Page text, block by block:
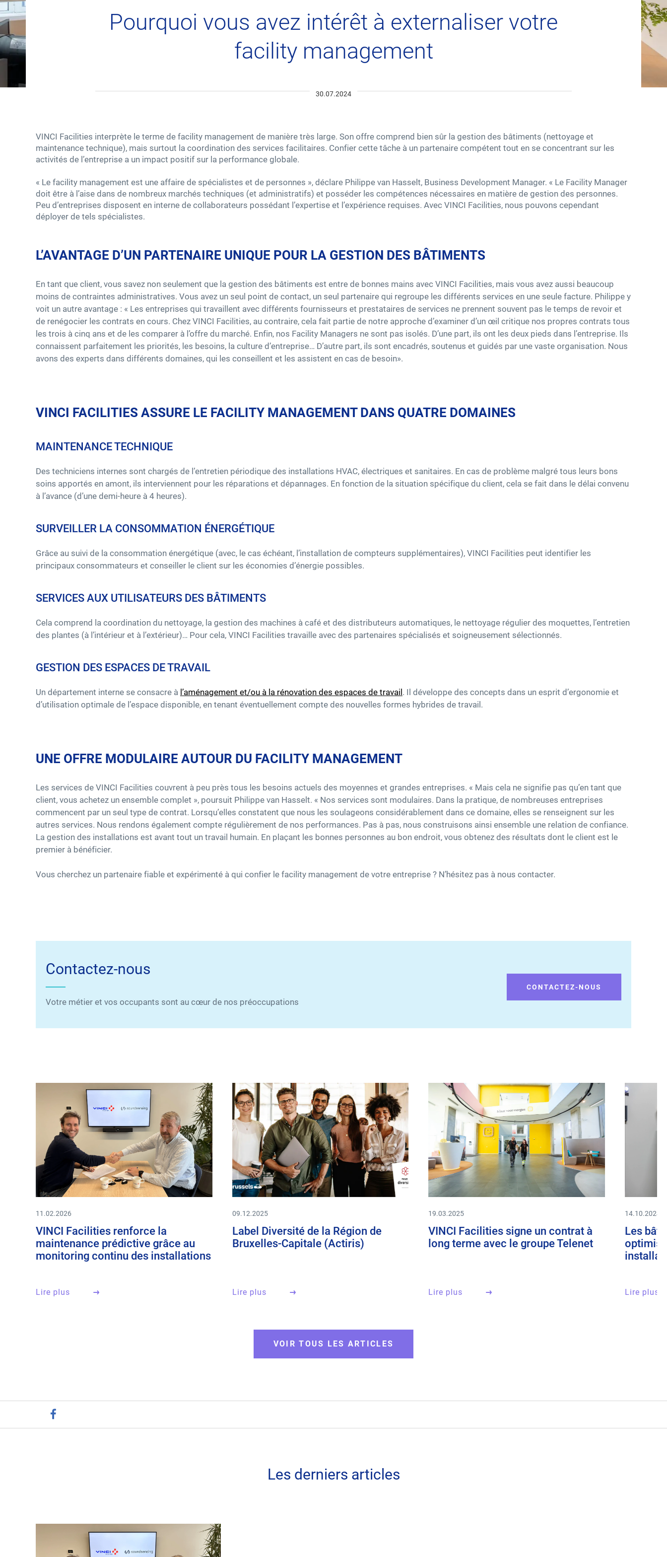
Actualités
Contactez-nous Fournisseurs – Sourcing
Pourquoi vous avez intérêt à externaliser votre
facility management
30.07.2024
VINCI Facilities interprète le terme de facility management de manière très large. Son offre comprend bien sûr la gestion des bâtiments (nettoyage et
maintenance technique), mais surtout la coordination des services facilitaires. Confier cette tâche à un partenaire compétent tout en se concentrant sur les
activités de l’entreprise a un impact positif sur la performance globale.
« Le facility management est une affaire de spécialistes et de personnes », déclare Philippe van Hasselt, Business Development Manager. « Le Facility Manager
doit être à l’aise dans de nombreux marchés techniques (et administratifs) et posséder les compétences nécessaires en matière de gestion des personnes.
Peu d’entreprises disposent en interne de collaborateurs possédant l’expertise et l’expérience requises. Avec VINCI Facilities, nous pouvons cependant
déployer de tels spécialistes.
L’AVANTAGE D’UN PARTENAIRE UNIQUE POUR LA GESTION DES BÂTIMENTS
En tant que client, vous savez non seulement que la gestion des bâtiments est entre de bonnes mains avec VINCI Facilities, mais vous avez aussi beaucoup
moins de contraintes administratives. Vous avez un seul point de contact, un seul partenaire qui regroupe les différents services en une seule facture. Philippe y
voit un autre avantage : « Les entreprises qui travaillent avec différents fournisseurs et prestataires de services ne prennent souvent pas le temps de revoir et
de renégocier les contrats en cours. Chez VINCI Facilities, au contraire, cela fait partie de notre approche d’examiner d’un œil critique nos propres contrats tous
les trois à cinq ans et de les comparer à l’offre du marché. Enfin, nos Facility Managers ne sont pas isolés. D’une part, ils ont les deux pieds dans l’entreprise. Ils
connaissent parfaitement les priorités, les besoins, la culture d’entreprise… D’autre part, ils sont encadrés, soutenus et guidés par une vaste organisation. Nous
avons des experts dans différents domaines, qui les conseillent et les assistent en cas de besoin».
VINCI FACILITIES ASSURE LE FACILITY MANAGEMENT DANS QUATRE DOMAINES
MAINTENANCE TECHNIQUE
Des techniciens internes sont chargés de l’entretien périodique des installations HVAC, électriques et sanitaires. En cas de problème malgré tous leurs bons
soins apportés en amont, ils interviennent pour les réparations et dépannages. En fonction de la situation spécifique du client, cela se fait dans le délai convenu
à l’avance (d’une demi-heure à 4 heures).
SURVEILLER LA CONSOMMATION ÉNERGÉTIQUE
Grâce au suivi de la consommation énergétique (avec, le cas échéant, l’installation de compteurs supplémentaires), VINCI Facilities peut identifier les
principaux consommateurs et conseiller le client sur les économies d’énergie possibles.
SERVICES AUX UTILISATEURS DES BÂTIMENTS
Cela comprend la coordination du nettoyage, la gestion des machines à café et des distributeurs automatiques, le nettoyage régulier des moquettes, l’entretien
des plantes (à l’intérieur et à l’extérieur)… Pour cela, VINCI Facilities travaille avec des partenaires spécialisés et soigneusement sélectionnés.
GESTION DES ESPACES DE TRAVAIL
Un département interne se consacre à l’aménagement et/ou à la rénovation des espaces de travail . Il développe des concepts dans un esprit d’ergonomie et
d’utilisation optimale de l’espace disponible, en tenant éventuellement compte des nouvelles formes hybrides de travail.
UNE OFFRE MODULAIRE AUTOUR DU FACILITY MANAGEMENT
Les services de VINCI Facilities couvrent à peu près tous les besoins actuels des moyennes et grandes entreprises. « Mais cela ne signifie pas qu’en tant que
client, vous achetez un ensemble complet », poursuit Philippe van Hasselt. « Nos services sont modulaires. Dans la pratique, de nombreuses entreprises
commencent par un seul type de contrat. Lorsqu’elles constatent que nous les soulageons considérablement dans ce domaine, elles se renseignent sur les
autres services. Nous rendons également compte régulièrement de nos performances. Pas à pas, nous construisons ainsi ensemble une relation de confiance.
La gestion des installations est avant tout un travail humain. En plaçant les bonnes personnes au bon endroit, vous obtenez des résultats dont le client est le
premier à bénéficier.
Vous cherchez un partenaire fiable et expérimenté à qui confier le facility management de votre entreprise ? N’hésitez pas à nous contacter.
Contactez-nous
Votre métier et vos occupants sont au cœur de nos préoccupations
CONTACTEZ-NOUS
11.02.2026
VINCI Facilities renforce la
maintenance prédictive grâce au
monitoring continu des installations
Lire plus
09.12.2025
Label Diversité de la Région de
Bruxelles-Capitale (Actiris)
Lire plus
19.03.2025
VINCI Facilities signe un contrat à
long terme avec le groupe Telenet
Lire plus
14.10.2024
Les
Lire plus
VOIR TOUS LES ARTICLES
facebook
Les derniers articles